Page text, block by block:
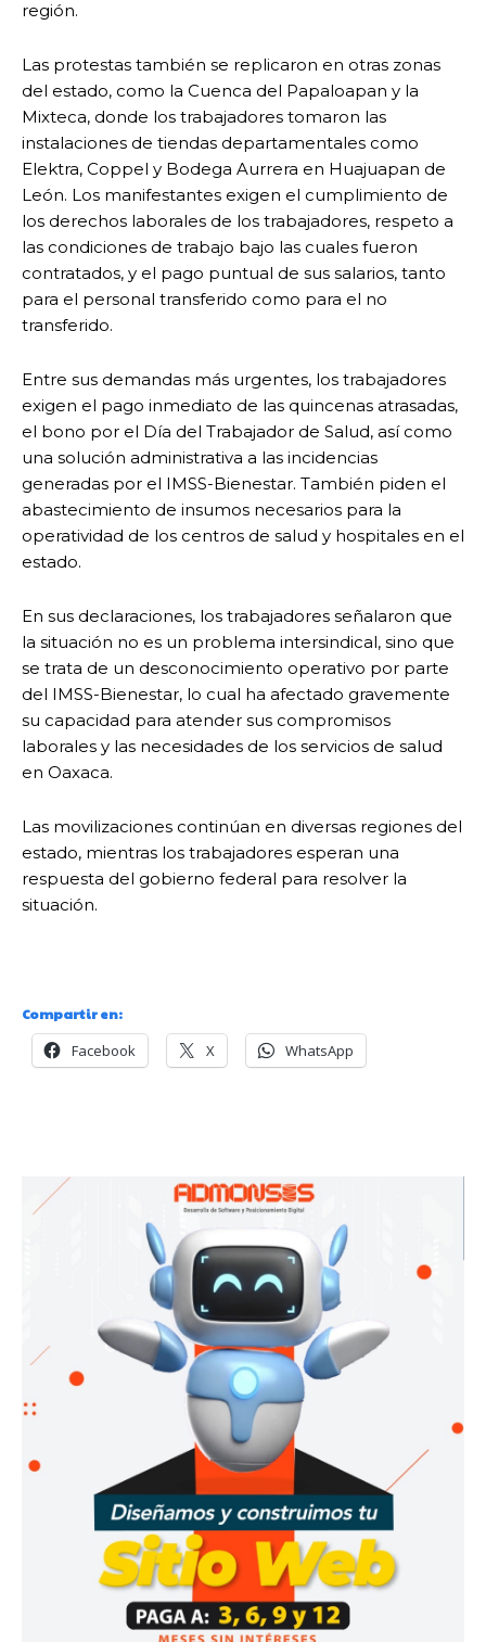
región.
Las protestas también se replicaron en otras zonas
del estado, como la Cuenca del Papaloapan y la
Mixteca, donde los trabajadores tomaron las
instalaciones de tiendas departamentales como
Elektra, Coppel y Bodega Aurrera en Huajuapan de
León. Los manifestantes exigen el cumplimiento de
los derechos laborales de los trabajadores, respeto a
las condiciones de trabajo bajo las cuales fueron
contratados, y el pago puntual de sus salarios, tanto
para el personal transferido como para el no
transferido.
Entre sus demandas más urgentes, los trabajadores
exigen el pago inmediato de las quincenas atrasadas,
el bono por el Día del Trabajador de Salud, así como
una solución administrativa a las incidencias
generadas por el IMSS-Bienestar. También piden el
abastecimiento de insumos necesarios para la
operatividad de los centros de salud y hospitales en el
estado.
En sus declaraciones, los trabajadores señalaron que
la situación no es un problema intersindical, sino que
se trata de un desconocimiento operativo por parte
del IMSS-Bienestar, lo cual ha afectado gravemente
su capacidad para atender sus compromisos
laborales y las necesidades de los servicios de salud
en Oaxaca.
Las movilizaciones continúan en diversas regiones del
estado, mientras los trabajadores esperan una
respuesta del gobierno federal para resolver la
situación.
Compartir en:
Facebook X WhatsApp